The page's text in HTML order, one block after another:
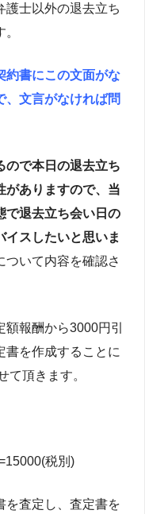
護士以外の退去立ち
約書にこの文面がな
、文言がなければ問
ので本日の退去立ち
がありますので、当
で退去立ち会い日の
イスしたいと思いま
ついて内容を確認さ
報酬から3000円引
書を作成することに
て頂きます。
税別)
を査定し、査定書を